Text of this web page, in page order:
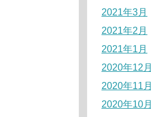
2021年3月
2021年2月
2021年1月
2020年12月
2020年11月
2020年10月